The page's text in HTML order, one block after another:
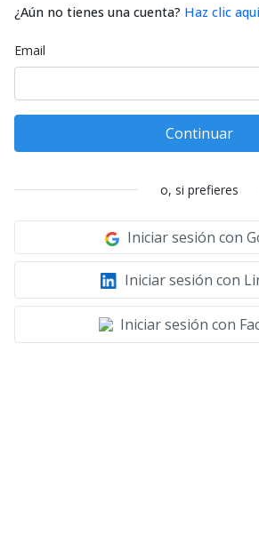
¿Aún no tienes una cuenta? Haz clic
Email
Continuar
o, si prefieres
Iniciar sesión con
Iniciar sesión con
Iniciar sesión con